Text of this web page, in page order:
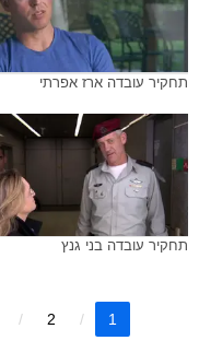
תחקיר עובדה ארז אפרתי
תחקיר עובדה בני גנץ
1
2